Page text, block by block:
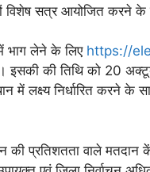
विशेष सत्र आयोजित करने के
में भाग लेने के लिए https://
इसकी की तिथि को 20
में लक्ष्य निर्धारित करने
प्रतिशतता वाले मतदान